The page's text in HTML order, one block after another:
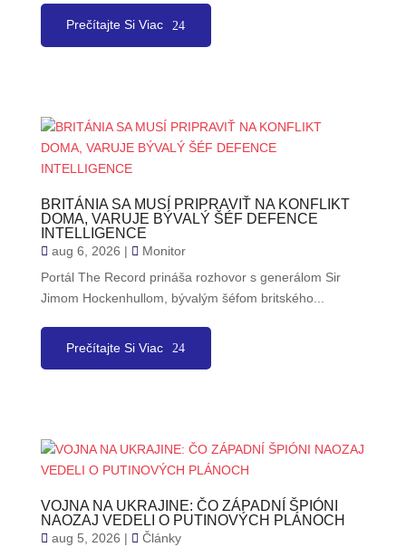
Prečítajte Si Viac
BRITÁNIA SA MUSÍ PRIPRAVIŤ NA KONFLIKT
DOMA, VARUJE BÝVALÝ ŠÉF DEFENCE
INTELLIGENCE
aug 6, 2026 |
Monitor
Portál The Record prináša rozhovor s generálom Sir
Jimom Hockenhullom, bývalým šéfom britského...
Prečítajte Si Viac
VOJNA NA UKRAJINE: ČO ZÁPADNÍ ŠPIÓNI
NAOZAJ VEDELI O PUTINOVÝCH PLÁNOCH
aug 5, 2026 |
Články